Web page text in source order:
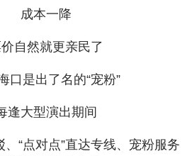
成本一降
然就更亲民了
是出了名的“宠粉”
大型演出期间
“点对点”直达专线、宠粉服务